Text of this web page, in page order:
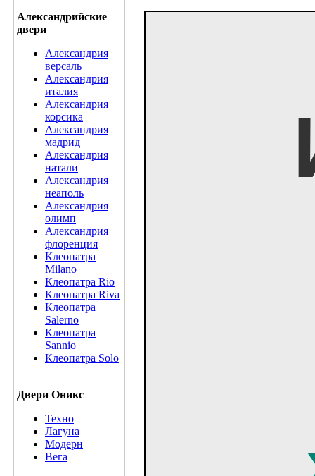
Александрийские
двери
Александрия
версаль
Александрия
италия
Александрия
корсика
Александрия
мадрид
Александрия
натали
Александрия
неаполь
Александрия
олимп
Александрия
флоренция
Клеопатра
Milano
Клеопатра Rio
Клеопатра Riva
Клеопатра
Salerno
Клеопатра
Sannio
Клеопатра Solo
Двери Оникс
Техно
Лагуна
Модерн
Вега